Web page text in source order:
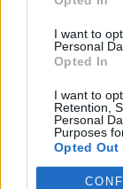
I want to
Personal
Opted In
I want to
Retention,
Personal
Purposes
Opted Out
της Ευρώπης
10 Αυγούστου, 2026
ΟΦΗ: Νέα
Αυγούστου η